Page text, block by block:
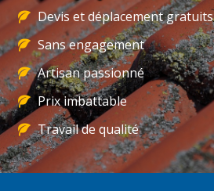
Devis et déplacement gratuits
Sans engagement
Artisan passionné
Prix imbattable
Travail de qualité